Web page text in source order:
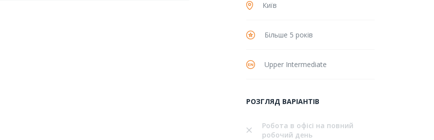
Київ
Більше 5 років
Upper Intermediate
РОЗГЛЯД ВАРІАНТІВ
Робота в офісі на повний
робочий день